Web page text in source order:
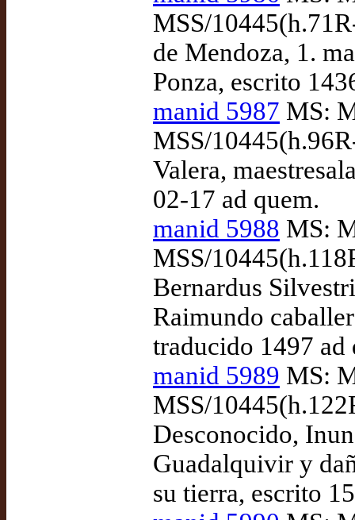
MSS/
de Mendoza, 1.
Ponza, escrito
manid 5987 MS:
MSS/
Valera,
02-17 ad quem.
manid 5988 MS:
MSS/
Bernardus
Raimundo
traducido 1497 ad
manid 5989 MS:
MSS/
Desconocido,
Guadalquivir y
su tierra, escrito